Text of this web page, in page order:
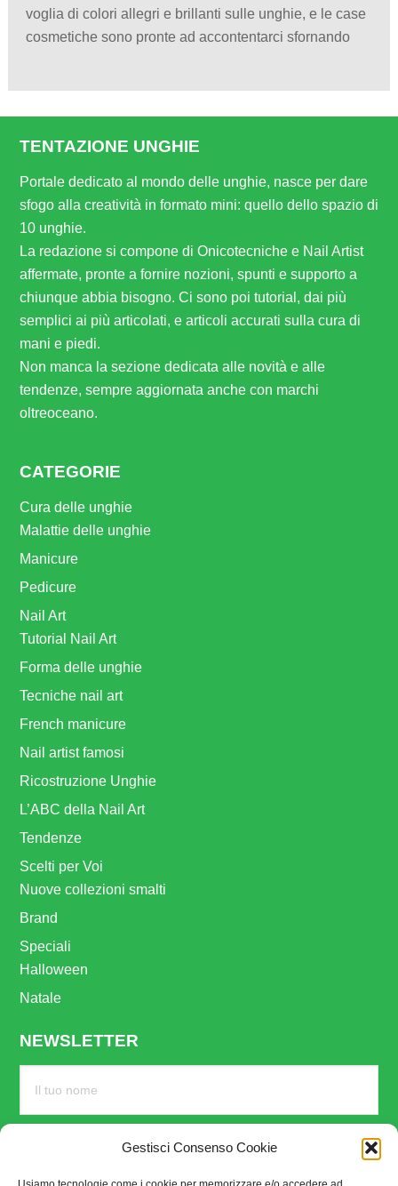
Gestisci Consenso Cookie
voglia di colori allegri e brillanti sulle unghie, e le case
cosmetiche sono pronte ad accontentarci sfornando
TENTAZIONE UNGHIE
Portale dedicato al mondo delle unghie, nasce per dare
sfogo alla creatività in formato mini: quello dello spazio di
10 unghie.
La redazione si compone di Onicotecniche e Nail Artist
affermate, pronte a fornire nozioni, spunti e supporto a
chiunque abbia bisogno. Ci sono poi tutorial, dai più
semplici ai più articolati, e articoli accurati sulla cura di
mani e piedi.
Non manca la sezione dedicata alle novità e alle
tendenze, sempre aggiornata anche con marchi
oltreoceano.
CATEGORIE
Cura delle unghie
Malattie delle unghie
Manicure
Pedicure
Nail Art
Tutorial Nail Art
Forma delle unghie
Tecniche nail art
French manicure
Nail artist famosi
Ricostruzione Unghie
L’ABC della Nail Art
Tendenze
Scelti per Voi
Nuove collezioni smalti
Brand
Speciali
Halloween
Natale
NEWSLETTER